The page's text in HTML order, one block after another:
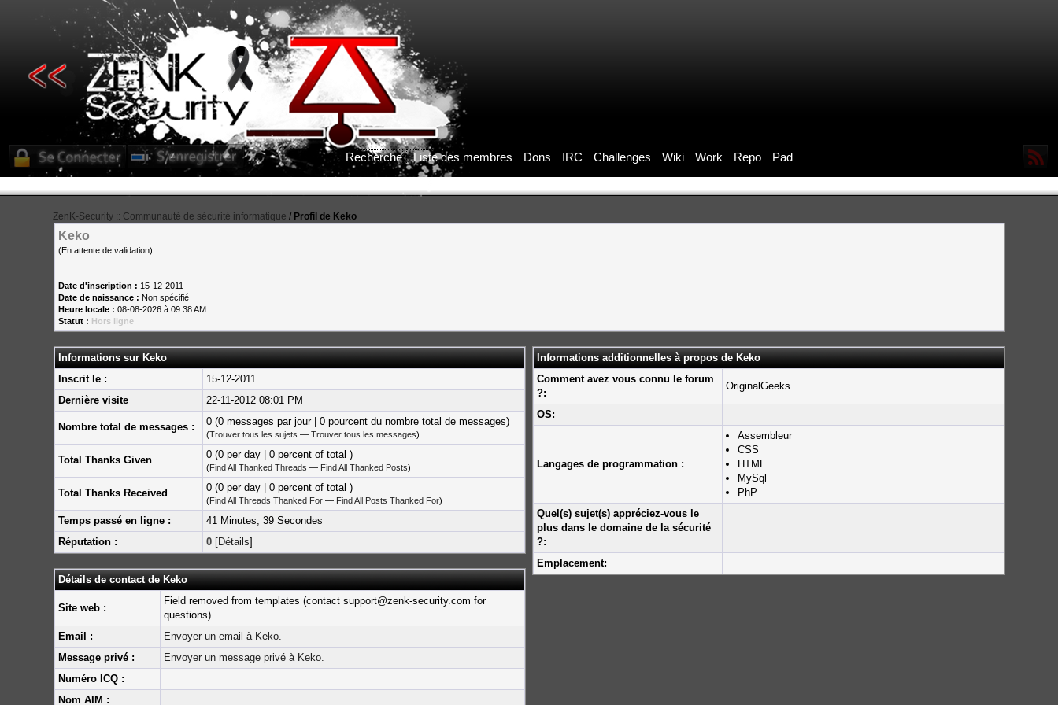
Recherche Liste des membres Dons IRC Challenges Wiki Work Repo Pad
ZenK-Security :: Communauté de sécurité informatique / Profil de Keko
Keko
(En attente de validation)
Date d'inscription : 15-12-2011
Date de naissance : Non spécifié
Heure locale : 08-08-2026 à 09:38 AM
Statut : Hors ligne
Informations sur Keko
Inscrit le :
15-12-2011
Dernière visite
22-11-2012 08:01 PM
Nombre total de messages : 0 (0 messages par jour | 0 pourcent du nombre total de messages)
(Trouver tous les sujets — Trouver tous les messages)
Total Thanks Given 0 (0 per day | 0 percent of total )
(Find All Thanked Threads — Find All Thanked Posts)
Total Thanks Received 0 (0 per day | 0 percent of total )
(Find All Threads Thanked For— Find All Posts Thanked For)
Temps passé en ligne :
41 Minutes, 39 Secondes
Réputation :
0[Détails]
Détails de contact de Keko
Site web :
Field removed from templates (contact support@zenk-security.com for
questions)
Email :
Envoyer un email à Keko.
Message privé :
Envoyer un message privé à Keko.
Numéro ICQ :
Nom AIM :
Informations additionnelles à propos de Keko
Comment avez vous connu le forum
?:
OriginalGeeks
OS:
Langages de programmation :
Assembleur
CSS
HTML
MySql
PhP
Quel(s) sujet(s) appréciez-vous le
plus dans le domaine de la sécurité
?:
Emplacement: